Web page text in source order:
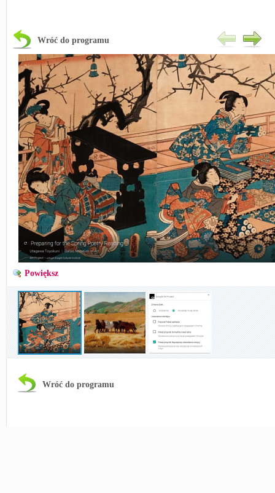
Wróć do programu
Powiększ
Wróć do programu